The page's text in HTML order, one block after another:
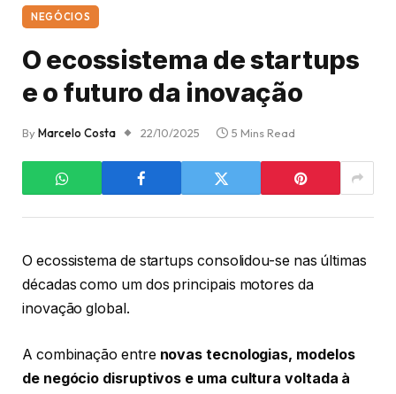
NEGÓCIOS
O ecossistema de startups
e o futuro da inovação
ByMarcelo Costa 22/10/2025 5 Mins Read
O ecossistema de startups consolidou-se nas últimas
décadas como um dos principais motores da
inovação global.
A combinação entre novas tecnologias, modelos
de negócio disruptivos e uma cultura voltada à